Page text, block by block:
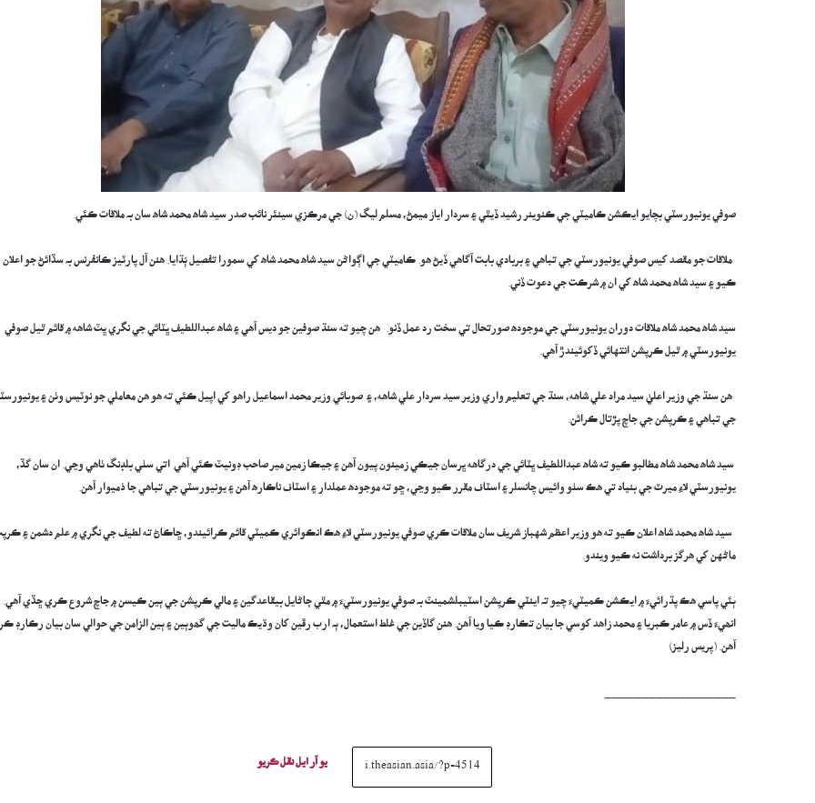
صوفي يونيورسٽي بچايو ايڪشن ڪاميٽي جي ڪنوينر رشيد ڏيٿي ۽ سردار اياز ميمڻ، مسلم ليگ (ن) جي مرڪزي سينئر نائب صدر سيد شاه محمد شاه سان بہ ملاقات ڪئي.
ملاقات جو مقصد کيس صوفي يونيورسٽي جي تباهي ۽ بربادي بابت آگاهي ڏيڻ هو. ڪاميٽي جي اڳواڻن سيد شاه محمد شاه کي سمورا تفصيل ٻُڌايا. ھنن آل پارٽيز ڪانفرنس بہ سڏائڻ جو اعلان
ڪيو ۽ سيد شاه محمد شاه کي ان ۾ شرڪت جي دعوت ڏني.
سيد شاه محمد شاه ملاقات دوران يونيورسٽي جي موجوده صورتحال تي سخت رد عمل ڏنو. هن چيو ته سنڌ صوفين جو ديس آهي ۽ شاه عبداللطيف ڀٽائي جي نگري ڀٽ شاهه ۾ قائم ٿيل صوفي
يونيورسٽي ۾ ٿيل ڪرپشن انتهائي ڏکوئيندڙ آهي.
هن سنڌ جي وزير اعليٰ سيد مراد علي شاهه، سنڌ جي تعليم واري وزير سيد سردار علي شاهه، ۽ صوبائي وزير محمد اسماعيل راهو کي اپيل ڪئي ته هو هن معاملي جو نوٽيس وٺن ۽
جي تباهي ۽ ڪرپشن جي جاچ پڙتال ڪرائن.
سيد شاه محمد شاه مطالبو ڪيو ته شاه عبداللطيف ڀٽائي جي درگاهه ڀرسان جيڪي زمينون پيون آهن ۽ جيڪا زمين مير صاحب ڊونيٽ ڪئي آھي اتي سٺي بلڊنگ ٺاهي وڃي. ان سان گڏ،
يونيورسٽي لاءِ ميرٽ جي بنياد تي هڪ سٺو وائيس چانسلر ۽ اسٽاف مقرر ڪيو وڃي، ڇو ته موجوده عملدار ۽ اسٽاف ناڪاره آهن ۽ يونيورسٽي جي تباهي جا ذميوار آهن.
سيد شاه محمد شاه اعلان ڪيو ته هو وزير اعظم شهباز شريف سان ملاقات ڪري صوفي يونيورسٽي لاءِ هڪ انڪوائري ڪميٽي قائم ڪرائيندو، ڇاڪاڻ ته لطيف جي نگري ۾ علم دشمن ۽
ماڻهن کي هرگز برداشت نه ڪيو ويندو.
ٻئي پاسي ھڪ پڌرائيءَ ۾ ايڪشن ڪميٽيءَ چيو تہ اينٽي ڪرپشن اسٽيبلشمينٽ بہ صوفي يونيورسٽيءَ ۾ مٿي ڄاڻايل بيقاعدگين ۽ مالي ڪرپشن جي ٻين ڪيسن ۾ جاچ شروع ڪري ڇڏي آھي.
انھيءَ ڏس ۾ عامر ڪبريا ۽ محمد زاھد کوسي جا بيان تڪارڊ ڪيا ويا آھن. ھنن گاڏين جي غلط استعمال، ٻہ ارب رڦين کان وڌيڪ ماليت جي گھوٻين ۽ ٻين الزامن جي حوالي سان بيان رڪارڊ
آھن. (پريس رليز)
يو آر ايل نقل ڪريو